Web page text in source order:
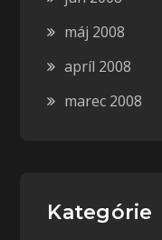
máj 2008
apríl 2008
marec 2008
Kategórie